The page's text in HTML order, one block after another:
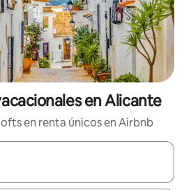
en Alicante
en renta únicos en Airbnb
estén disponibles, podrás navegar